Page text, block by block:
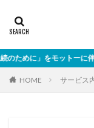
に」をモットーに伴走
HOME サービス